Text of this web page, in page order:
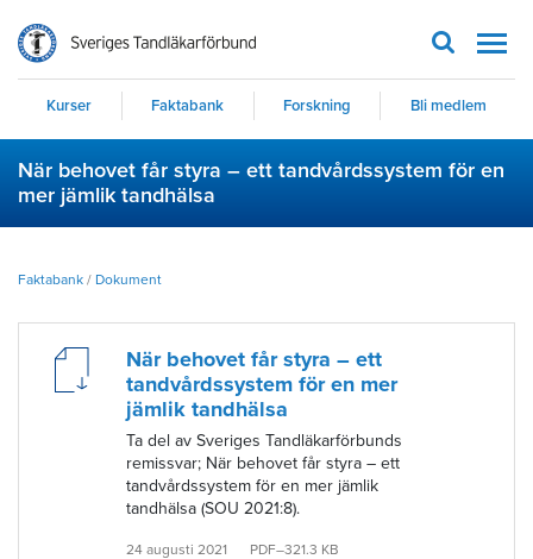
Kurser Faktabank Forskning Bli medlem
När behovet får styra – ett tandvårdssystem för en
mer jämlik tandhälsa
Faktabank / Dokument
När behovet får styra – ett
tandvårdssystem för en mer
jämlik tandhälsa
Ta del av Sveriges Tandläkarförbunds
remissvar; När behovet får styra – ett
tandvårdssystem för en mer jämlik
tandhälsa (SOU 2021:8).
24 augusti 2021 PDF–321.3 KB